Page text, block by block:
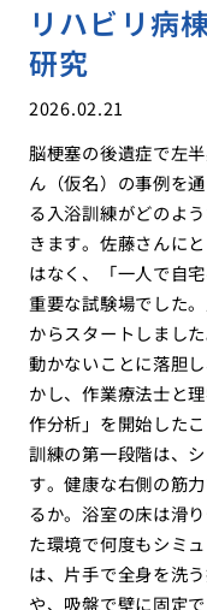
リハビリ病
研究
2026.02.21
脳梗塞の後遺症で左
ん（仮名）の事例を
る入浴訓練がどのよ
きます。佐藤さんに
はなく、「一人で自
重要な試験場でした
からスタートしまし
動かないことに落胆
かし、作業療法士と
作分析」を開始した
訓練の第一段階は、
す。健康な右側の筋
るか。浴室の床は滑
た環境で何度もシミ
は、片手で全身を洗
や、吸盤で壁に固定